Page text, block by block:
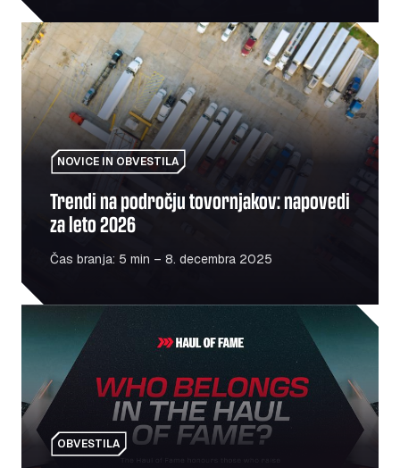
Trendi na področju tovornjakov: napovedi za leto 2026
NOVICE IN OBVESTILA
Trendi na področju tovornjakov: napovedi
za leto 2026
Čas branja: 5 min – 8. decembra 2025
Haul Of Fame: Poklon ljudem in krajem, ki spodbujajo
OBVESTILA